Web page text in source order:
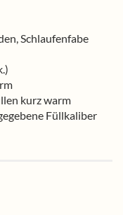
Schlaufenfabe
kurz warm
Füllkaliber